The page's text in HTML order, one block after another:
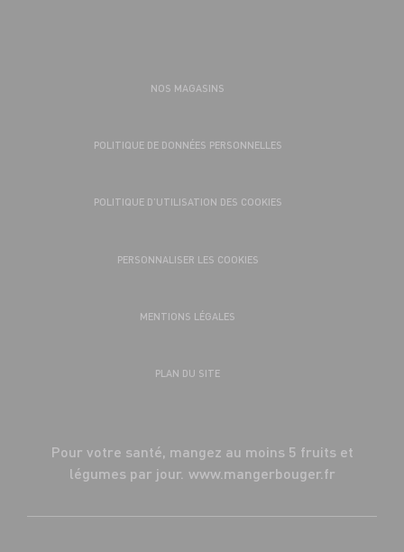
NOS MAGASINS
POLITIQUE DE DONNÉES PERSONNELLES
POLITIQUE D’UTILISATION DES COOKIES
PERSONNALISER LES COOKIES
MENTIONS LÉGALES
PLAN DU SITE
Pour votre santé, mangez au moins 5 fruits et
légumes par jour. www.mangerbouger.fr